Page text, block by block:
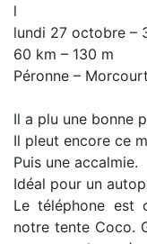
l
lundi 27 octobre –
60 km – 130 m
Péronne –
Il a plu une bonne
Il pleut encore ce
Puis une accalmie.
Idéal pour un
Le téléphone est
notre tente Coco.